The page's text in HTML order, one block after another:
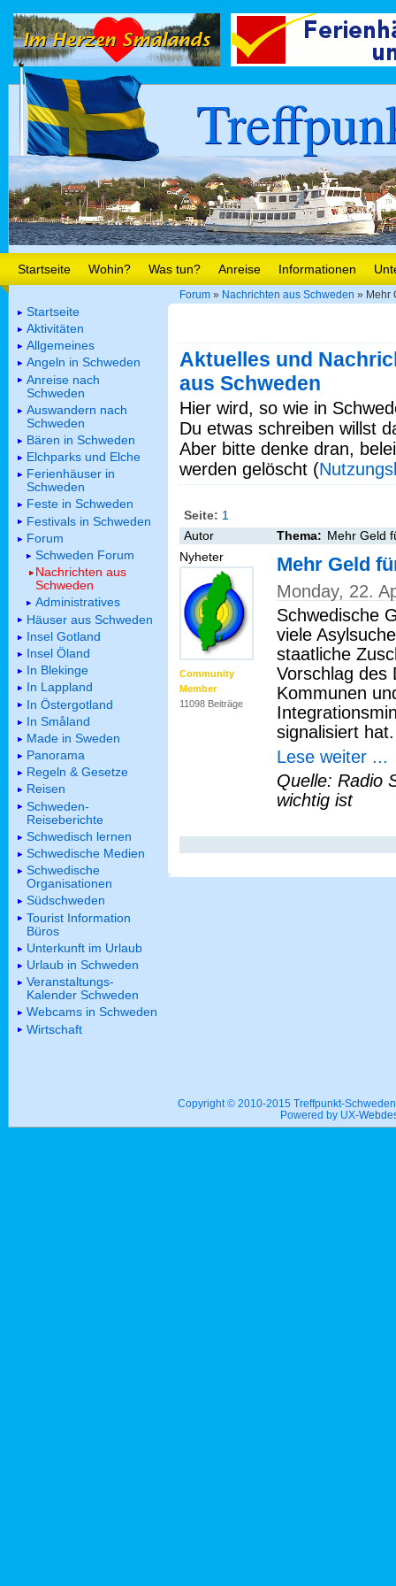
Startseite Wohin? Was tun? Anreise Informationen
Forum » Nachrichten aus Schweden » Mehr
Aktuelles und
aus Schweden
Hier wird, so wie in
Du etwas schreiben willst
Aber bitte denke dran,
werden gelöscht (
Seite: 1
Autor
Thema: Mehr Geld
Nyheter
Community
Member
11098 Beiträge
Mehr Geld
Monday, 22.
Schwedische
viele
staatliche
Vorschlag des
Kommunen
signalisiert hat.
Lese weiter ...
Quelle: Radio
wichtig ist
Startseite
Aktivitäten
Allgemeines
Angeln in Schweden
Anreise nach
Schweden
Auswandern nach
Schweden
Bären in Schweden
Elchparks und Elche
Ferienhäuser in
Schweden
Feste in Schweden
Festivals in Schweden
Forum
Schweden Forum
Nachrichten aus
Schweden
Administratives
Häuser aus Schweden
Insel Gotland
Insel Öland
In Blekinge
In Lappland
In Östergotland
In Småland
Made in Sweden
Panorama
Regeln & Gesetze
Reisen
Schweden-
Reiseberichte
Schwedisch lernen
Schwedische Medien
Schwedische
Organisationen
Südschweden
Tourist Information
Büros
Unterkunft im Urlaub
Urlaub in Schweden
Veranstaltungs-
Kalender Schweden
Webcams in Schweden
Wirtschaft
Copyright © 2010-2015 Treffpunkt-
Powered by UX-